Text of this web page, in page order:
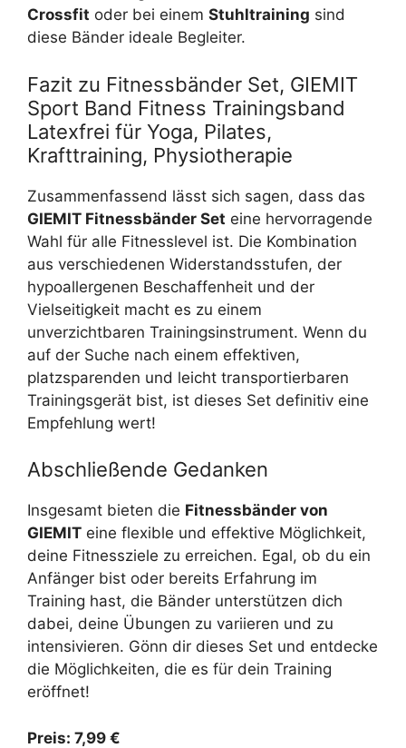
Crossfit oder bei einem Stuhltraining sind
diese Bänder ideale Begleiter.
Fazit zu Fitnessbänder Set, GIEMIT
Sport Band Fitness Trainingsband
Latexfrei für Yoga, Pilates,
Krafttraining, Physiotherapie
Zusammenfassend lässt sich sagen, dass das
GIEMIT Fitnessbänder Set eine hervorragende
Wahl für alle Fitnesslevel ist. Die Kombination
aus verschiedenen Widerstandsstufen, der
hypoallergenen Beschaffenheit und der
Vielseitigkeit macht es zu einem
unverzichtbaren Trainingsinstrument. Wenn du
auf der Suche nach einem effektiven,
platzsparenden und leicht transportierbaren
Trainingsgerät bist, ist dieses Set definitiv eine
Empfehlung wert!
Abschließende Gedanken
Insgesamt bieten die Fitnessbänder von
GIEMIT eine flexible und effektive Möglichkeit,
deine Fitnessziele zu erreichen. Egal, ob du ein
Anfänger bist oder bereits Erfahrung im
Training hast, die Bänder unterstützen dich
dabei, deine Übungen zu variieren und zu
intensivieren. Gönn dir dieses Set und entdecke
die Möglichkeiten, die es für dein Training
eröffnet!
Preis: 7,99 €